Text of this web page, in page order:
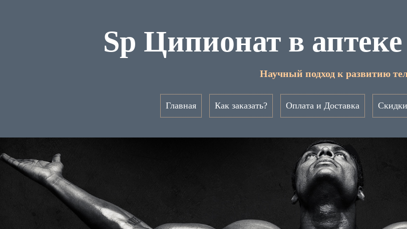
Sp Ципионат в
Научный подход к развитию
Главная Как заказать? Оплата и Доставка Скидки